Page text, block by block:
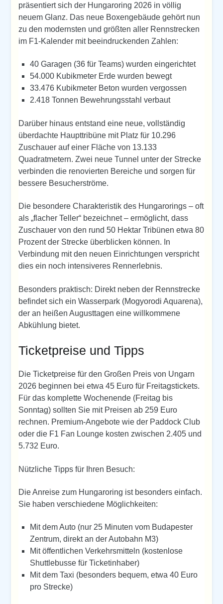
präsentiert sich der Hungaroring 2026 in völlig
neuem Glanz. Das neue Boxengebäude gehört nun
zu den modernsten und größten aller Rennstrecken
im F1-Kalender mit beeindruckenden Zahlen:
40 Garagen (36 für Teams) wurden eingerichtet
54.000 Kubikmeter Erde wurden bewegt
33.476 Kubikmeter Beton wurden vergossen
2.418 Tonnen Bewehrungsstahl verbaut
Darüber hinaus entstand eine neue, vollständig
überdachte Haupttribüne mit Platz für 10.296
Zuschauer auf einer Fläche von 13.133
Quadratmetern. Zwei neue Tunnel unter der Strecke
verbinden die renovierten Bereiche und sorgen für
bessere Besucherströme.
Die besondere Charakteristik des Hungarorings – oft
als „flacher Teller“ bezeichnet – ermöglicht, dass
Zuschauer von den rund 50 Hektar Tribünen etwa 80
Prozent der Strecke überblicken können. In
Verbindung mit den neuen Einrichtungen verspricht
dies ein noch intensiveres Rennerlebnis.
Besonders praktisch: Direkt neben der Rennstrecke
befindet sich ein Wasserpark (Mogyorodi Aquarena),
der an heißen Augusttagen eine willkommene
Abkühlung bietet.
Ticketpreise und Tipps
Die Ticketpreise für den Großen Preis von Ungarn
2026 beginnen bei etwa 45 Euro für Freitagstickets.
Für das komplette Wochenende (Freitag bis
Sonntag) sollten Sie mit Preisen ab 259 Euro
rechnen. Premium-Angebote wie der Paddock Club
oder die F1 Fan Lounge kosten zwischen 2.405 und
5.732 Euro.
Nützliche Tipps für Ihren Besuch:
Die Anreise zum Hungaroring ist besonders einfach.
Sie haben verschiedene Möglichkeiten:
Mit dem Auto (nur 25 Minuten vom Budapester
Zentrum, direkt an der Autobahn M3)
Mit öffentlichen Verkehrsmitteln (kostenlose
Shuttlebusse für Ticketinhaber)
Mit dem Taxi (besonders bequem, etwa 40 Euro
pro Strecke)